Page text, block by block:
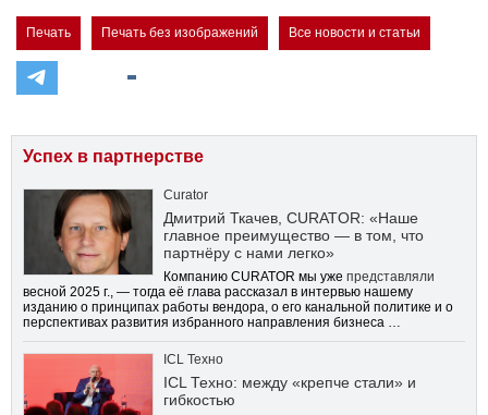
Печать Печать без изображений Все новости и статьи
Успех в партнерстве
Curator
Дмитрий Ткачев, CURATOR: «Наше
главное преимущество — в том, что
партнёру с нами легко»
Компанию CURATOR мы уже представляли
весной 2025 г., — тогда её глава рассказал в интервью нашему
изданию о принципах работы вендора, о его канальной политике и о
перспективах развития избранного направления бизнеса …
ICL Техно
ICL Техно: между «крепче стали» и
гибкостью